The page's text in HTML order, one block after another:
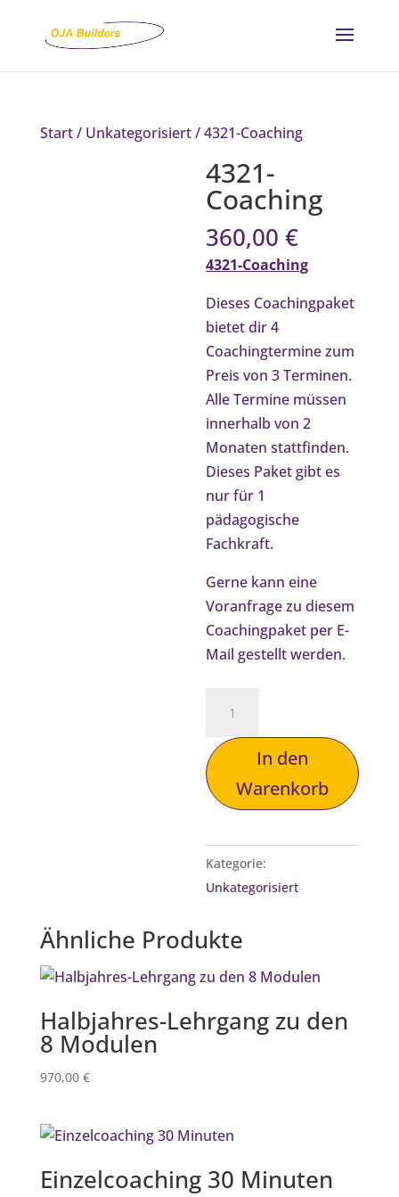
Start/ Unkategorisiert/ 4321-Coaching
4321-
Coaching
360,00€
4321-Coaching
Dieses Coachingpaket
bietet dir 4
Coachingtermine zum
Preis von 3 Terminen.
Alle Termine müssen
innerhalb von 2
Monaten stattfinden.
Dieses Paket gibt es
nur für 1
pädagogische
Fachkraft.
Gerne kann eine
Voranfrage zu diesem
Coachingpaket per E-
Mail gestellt werden.
Coaching
Menge
In den
Warenkorb
Kategorie:
Unkategorisiert
Ähnliche Produkte
Halbjahres-Lehrgang zu den
8 Modulen
970,00 €
Einzelcoaching 30 Minuten